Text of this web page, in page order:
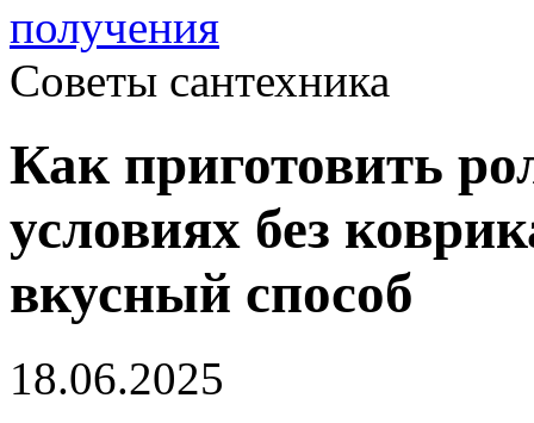
получения
Советы сантехника
Как приготовить
условиях без
вкусный способ
18.06.2025